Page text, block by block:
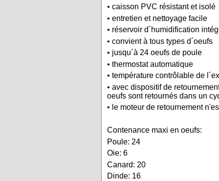
• caisson PVC résistant et isolé
• entretien et nettoyage facile
• réservoir d´humidification
• convient à tous types d´oeufs
• jusqu´à 24 oeufs de poule
• thermostat automatique
• température contrôlable de
• avec dispositif de
oeufs sont retournés dans un
• le moteur de retournement
Contenance maxi en oeufs:
Poule: 24
Oie: 6
Canard: 20
Dinde: 16